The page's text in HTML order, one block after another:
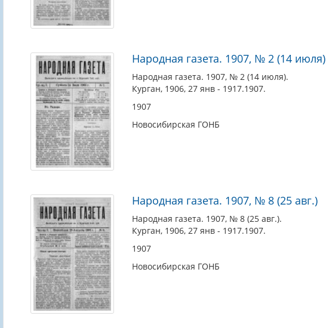
Народная газета. 1907, № 2 (14 июля)
Народная газета. 1907, № 2 (14 июля).
Курган, 1906, 27 янв - 1917.1907.
1907
Новосибирская ГОНБ
Народная газета. 1907, № 8 (25 авг.)
Народная газета. 1907, № 8 (25 авг.).
Курган, 1906, 27 янв - 1917.1907.
1907
Новосибирская ГОНБ